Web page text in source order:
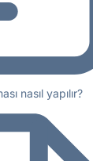
nasıl yapılır?